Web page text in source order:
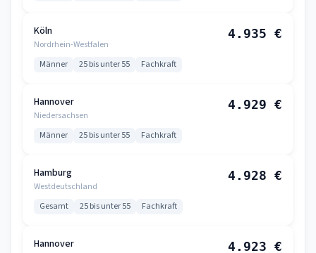
Köln
Nordrhein-Westfalen
4.935 €
Männer 25 bis unter 55 Fachkraft
Hannover
Niedersachsen
4.929 €
Männer 25 bis unter 55 Fachkraft
Hamburg
Westdeutschland
4.928 €
Gesamt 25 bis unter 55 Fachkraft
Hannover 4.923 €